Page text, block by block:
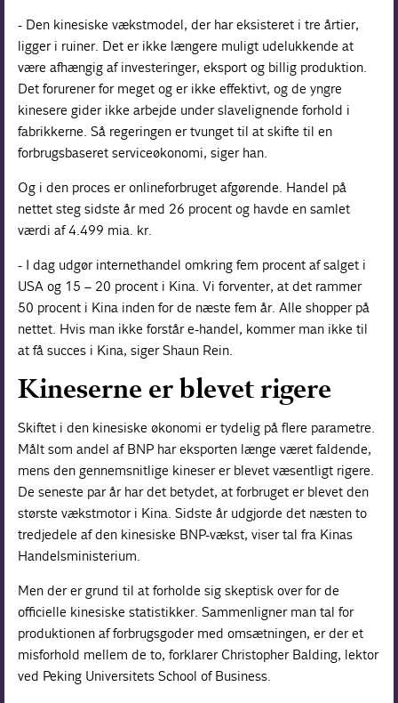
- Den kinesiske vækstmodel, der har eksisteret i tre årtier,
ligger i ruiner. Det er ikke længere muligt udelukkende at
være afhængig af investeringer, eksport og billig produktion.
Det forurener for meget og er ikke effektivt, og de yngre
kinesere gider ikke arbejde under slavelignende forhold i
fabrikkerne. Så regeringen er tvunget til at skifte til en
forbrugsbaseret serviceøkonomi, siger han.
Og i den proces er onlineforbruget afgørende. Handel på
nettet steg sidste år med 26 procent og havde en samlet
værdi af 4.499 mia. kr.
- I dag udgør internethandel omkring fem procent af salget i
USA og 15 – 20 procent i Kina. Vi forventer, at det rammer
50 procent i Kina inden for de næste fem år. Alle shopper på
nettet. Hvis man ikke forstår e-handel, kommer man ikke til
at få succes i Kina, siger Shaun Rein.
Kineserne er blevet rigere
Skiftet i den kinesiske økonomi er tydelig på flere parametre.
Målt som andel af BNP har eksporten længe været faldende,
mens den gennemsnitlige kineser er blevet væsentligt rigere.
De seneste par år har det betydet, at forbruget er blevet den
største vækstmotor i Kina. Sidste år udgjorde det næsten to
tredjedele af den kinesiske BNP-vækst, viser tal fra Kinas
Handelsministerium.
Men der er grund til at forholde sig skeptisk over for de
officielle kinesiske statistikker. Sammenligner man tal for
produktionen af forbrugsgoder med omsætningen, er der et
misforhold mellem de to, forklarer Christopher Balding, lektor
ved Peking Universitets School of Business.